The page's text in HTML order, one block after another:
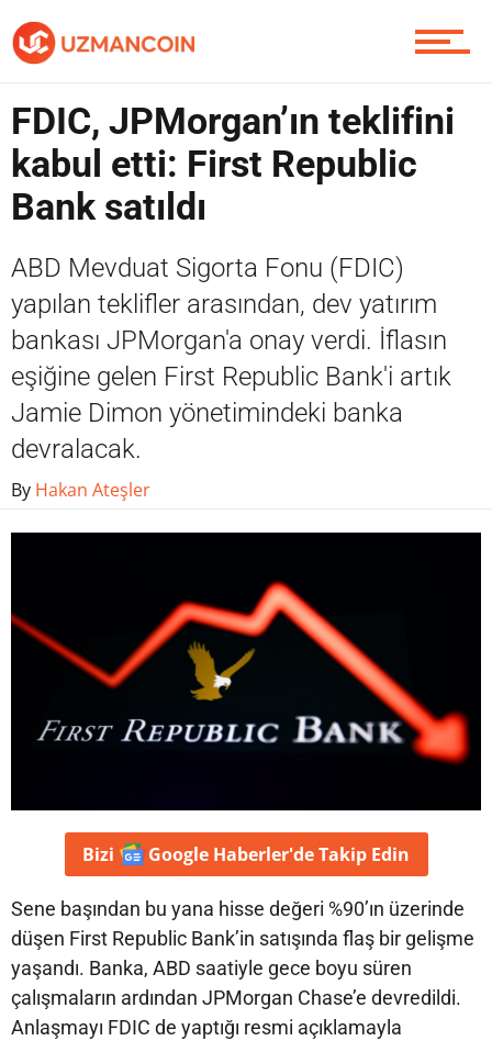
Yazarlardan
FDIC, JPMorgan’ın teklifini
kabul etti: First Republic
Bank satıldı
ABD Mevduat Sigorta Fonu (FDIC)
yapılan teklifler arasından, dev yatırım
bankası JPMorgan'a onay verdi. İflasın
eşiğine gelen First Republic Bank'i artık
Jamie Dimon yönetimindeki banka
devralacak.
By Hakan Ateşler
Bizi Google Haberler'deTakip Edin
Sene başından bu yana hisse değeri %90’ın üzerinde
düşen First Republic Bank’in satışında flaş bir gelişme
yaşandı. Banka, ABD saatiyle gece boyu süren
çalışmaların ardından JPMorgan Chase’e devredildi.
Anlaşmayı FDIC de yaptığı resmi açıklamayla